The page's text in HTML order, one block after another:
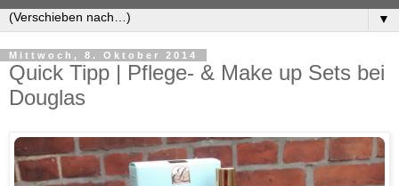
▼
Mittwoch, 8. Oktober 2014
Quick Tipp | Pflege- & Make up Sets bei
Douglas